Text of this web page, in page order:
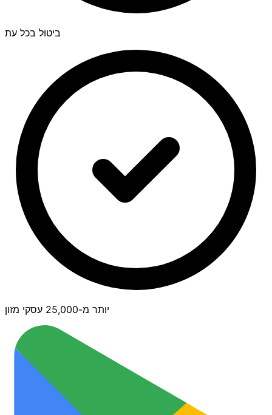
ביטול בכל עת
יותר מ-25,000 עסקי מזון